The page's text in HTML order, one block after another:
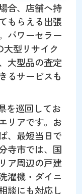
合、店舗へ持
もらえる出張
パワーセラー
型リサイク
大型品の査定
るサービスも
を巡回してお
リアです。お
、最短当日で
寺市では、国
ア周辺の戸建
濯機・ダイニ
談にも対応し